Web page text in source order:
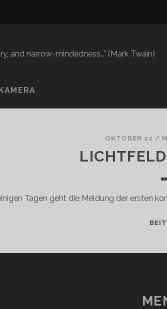
and narrow-mindedness…" (Mark Twain)
OKTOBER 22 /
Tagen geht die Meldung der ersten